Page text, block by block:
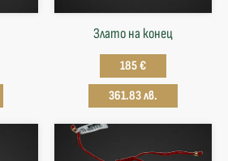
Злато на конец
185 €
361.83 лв.